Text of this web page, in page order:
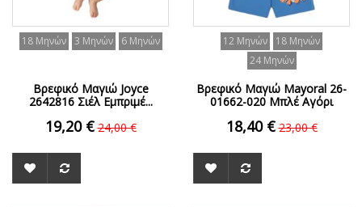
18 Μηνών 3 Μηνών 6 Μηνών
Βρεφικό Μαγιώ Joyce
2642816 Σιέλ Εμπριμέ...
19,20 € 24,00 €
12 Μηνών
18 Μηνών
24 Μηνών
Βρεφικό Μαγιώ Mayoral 26-
01662-020 Μπλέ Αγόρι
18,40 € 23,00 €